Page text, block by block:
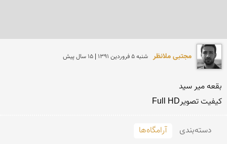
مجتبی ملانظر شنبه 5 فروردين 1391 | 15 سال پیش
کیفیت تصویرFull HD
دسته‌بندی آرامگاه‌ها